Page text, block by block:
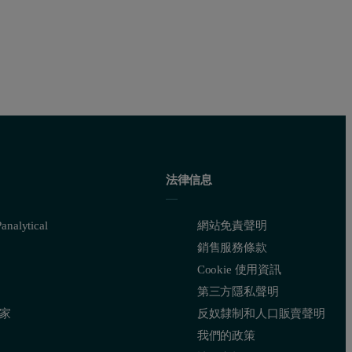
法律信息
網站免責聲明
銷售服務條款
Cookie 使用資訊
第三方隱私聲明
反奴隸制和人口販賣聲明
我們的政策